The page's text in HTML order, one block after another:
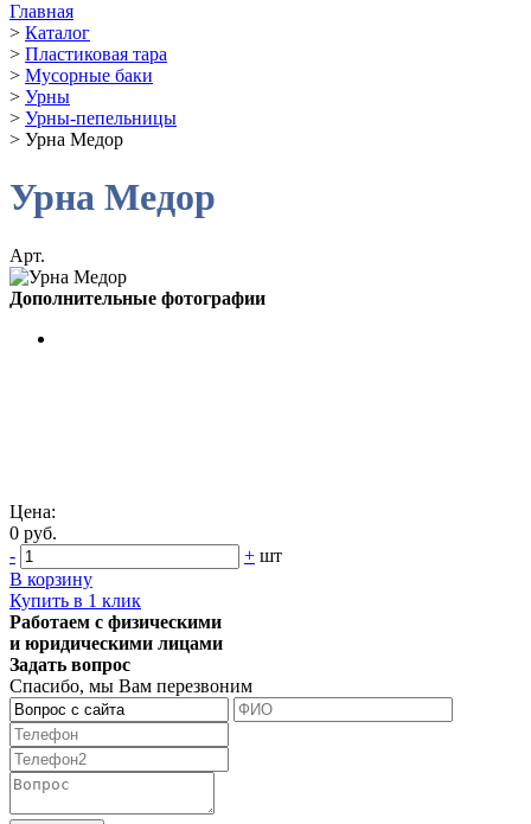
Главная
> Каталог
> Пластиковая тара
> Мусорные баки
> Урны
> Урны-пепельницы
> Урна Медор
Урна Медор
Арт.
Дополнительные фотографии
Цена:
0 руб.
-
+ шт
В корзину
Купить в 1 клик
Работаем с физическими
и юридическими лицами
Задать вопрос
Спасибо, мы Вам перезвоним